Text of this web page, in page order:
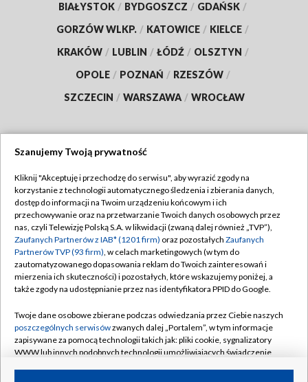
BIAŁYSTOK / BYDGOSZCZ / GDAŃSK /
GORZÓW WLKP. / KATOWICE / KIELCE /
KRAKÓW / LUBLIN / ŁÓDŹ / OLSZTYN /
OPOLE / POZNAŃ / RZESZÓW /
SZCZECIN / WARSZAWA / WROCŁAW
TVP
Abonament TVP
Emisja w TVP
Centrum informacji TVP
Naziemna Telewizja Cyfrowa
Rada Programowa
System NOS
Informacje o nadawcy
Regulamin TVP
Polityka prywatności
Moje zgody
Pomoc
Kontakt
Kanały
Szanujemy Twoją prywatność
Kliknij "Akceptuję i przechodzę do serwisu", aby wyrazić zgody na
korzystanie z technologii automatycznego śledzenia i zbierania danych,
dostęp do informacji na Twoim urządzeniu końcowym i ich
przechowywanie oraz na przetwarzanie Twoich danych osobowych przez
nas, czyli Telewizję Polską S.A. w likwidacji (zwaną dalej również „TVP”),
Zaufanych Partnerów z IAB* (1201 firm) oraz pozostałych Zaufanych
Partnerów TVP (93 firm), w celach marketingowych (w tym do
zautomatyzowanego dopasowania reklam do Twoich zainteresowań i
mierzenia ich skuteczności) i pozostałych, które wskazujemy poniżej, a
także zgody na udostępnianie przez nas identyfikatora PPID do Google.
Twoje dane osobowe zbierane podczas odwiedzania przez Ciebie naszych
poszczególnych serwisówzwanych dalej „Portalem”, w tym informacje
zapisywane za pomocą technologii takich jak: pliki cookie, sygnalizatory
WWW lub innych podobnych technologii umożliwiających świadczenie